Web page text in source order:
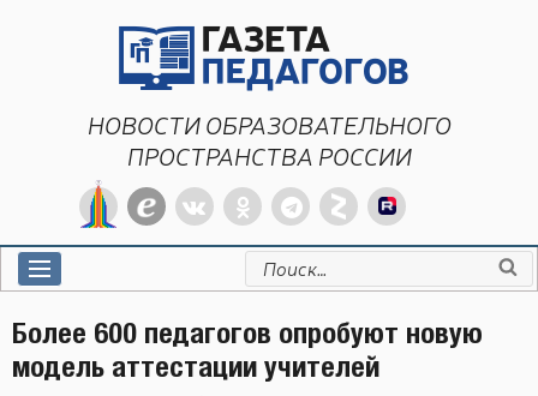
НОВОСТИ ОБРАЗОВАТЕЛЬНОГО
ПРОСТРАНСТВА РОССИИ
Искать:
Более 600 педагогов опробуют новую
модель аттестации учителей